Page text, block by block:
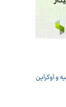
و اوکراین